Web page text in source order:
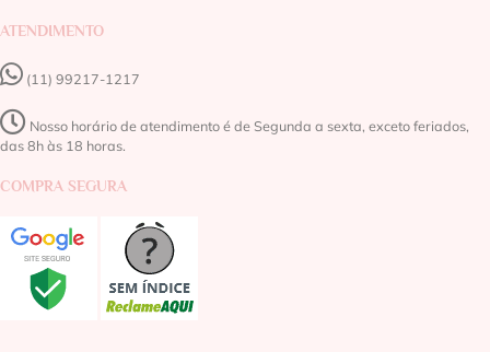
ATENDIMENTO
(11) 99217-1217‬
Nosso horário de atendimento é de Segunda a sexta, exceto feriados,
das 8h às 18 horas.
COMPRA SEGURA